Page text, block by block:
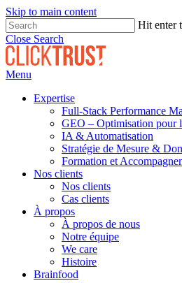
Skip to main content
Hit enter
Close Search
Menu
Expertise
Full-Stack Performance
GEO – Optimisation pour
IA & Automatisation
Stratégie de Mesure &
Formation et
Nos clients
Nos clients
Cas clients
À propos
À propos de nous
Notre équipe
We care
Histoire
Brainfood